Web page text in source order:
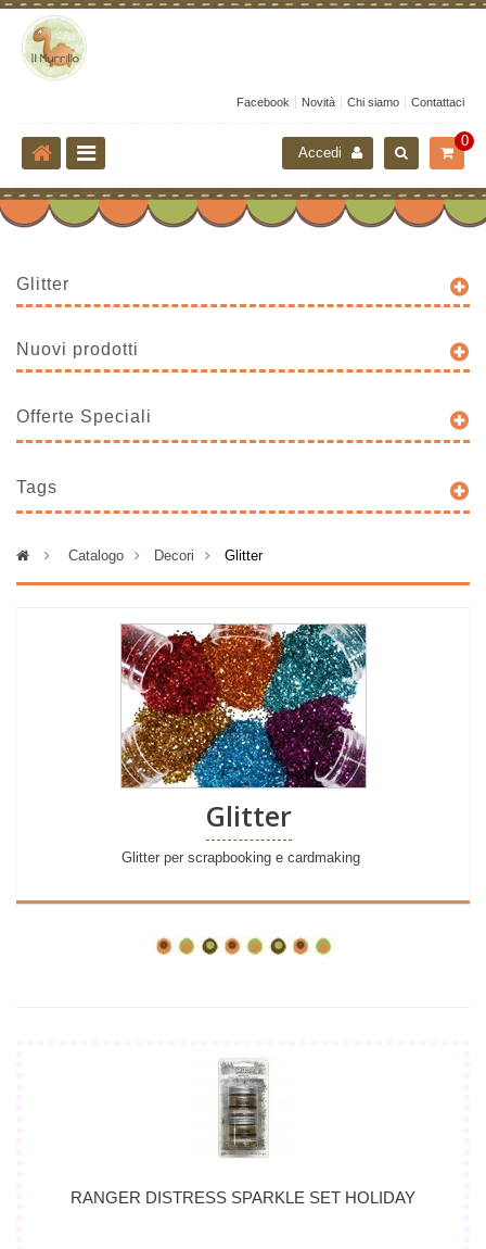
Facebook Novità Chi siamo Contattaci
0
Accedi
Glitter
Nuovi prodotti
Offerte Speciali
Tags
> Catalogo > Decori > Glitter
Glitter
Glitter per scrapbooking e cardmaking
RANGER DISTRESS SPARKLE SET HOLIDAY